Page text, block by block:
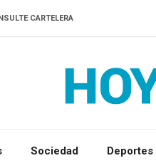
CARTELERA
Sociedad Deportes